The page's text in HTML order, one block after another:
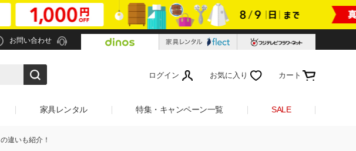
お問い合わせ
ログイン お気に入り カート
家具レンタル 特集・キャンペーン一覧 SALE
違いも紹介！